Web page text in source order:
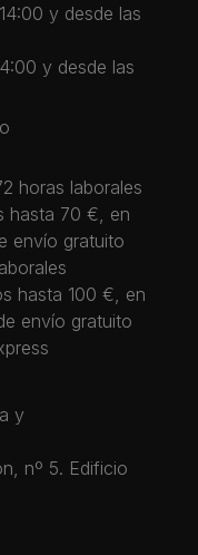
y desde las
y desde las
horas laborales
hasta 70 €, en
envío gratuito
hasta 100 €, en
envío gratuito
y
nº 5. Edificio